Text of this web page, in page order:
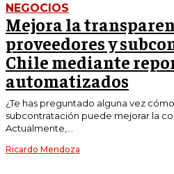
NEGOCIOS
Mejora la
proveedores y
Chile mediante
automatizados
¿Te has preguntado alguna vez
subcontratación puede mejorar la
Actualmente,...
Ricardo Mendoza